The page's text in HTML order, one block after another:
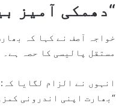
“دھمکی آمیز
خواجہ آصف نے کہا کہ
مستقل پالیسی کا حصہ ہے۔
انہوں نے الزام لگایا کہ:
“بھارت اپنی اندرونی